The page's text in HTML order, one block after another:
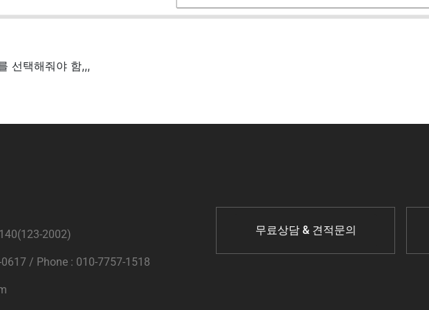
선택해줘야 함,,,
2002)
/ Phone : 010-7757-1518
무료상담 & 견적문의